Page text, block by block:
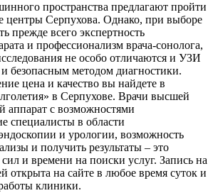
пространства предлагают пройти
центры Серпухова. Однако, при выборе
прежде всего экспертность
и профессионализм врача-сонолога,
не особо отличаются и УЗИ
безопасным методом диагностики.
цена и качество вы найдете в
в Серпухове. Врачи высшей
аппарат с возможностями
специалисты в области
и урологии, возможность
и получить результаты – это
и времени на поиски услуг. Запись на
открыта на сайте в любое время суток и
клиники.